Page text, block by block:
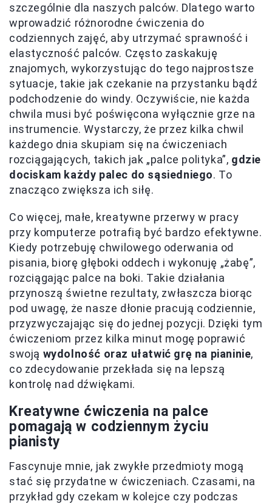
szczególnie dla naszych palców. Dlatego warto
wprowadzić różnorodne ćwiczenia do
codziennych zajęć, aby utrzymać sprawność i
elastyczność palców. Często zaskakuję
znajomych, wykorzystując do tego najprostsze
sytuacje, takie jak czekanie na przystanku bądź
podchodzenie do windy. Oczywiście, nie każda
chwila musi być poświęcona wyłącznie grze na
instrumencie. Wystarczy, że przez kilka chwil
każdego dnia skupiam się na ćwiczeniach
rozciągających, takich jak „palce polityka”, gdzie
dociskam każdy palec do sąsiedniego. To
znacząco zwiększa ich siłę.
Co więcej, małe, kreatywne przerwy w pracy
przy komputerze potrafią być bardzo efektywne.
Kiedy potrzebuję chwilowego oderwania od
pisania, biorę głęboki oddech i wykonuję „żabę”,
rozciągając palce na boki. Takie działania
przynoszą świetne rezultaty, zwłaszcza biorąc
pod uwagę, że nasze dłonie pracują codziennie,
przyzwyczajając się do jednej pozycji. Dzięki tym
ćwiczeniom przez kilka minut mogę poprawić
swoją wydolność oraz ułatwić grę na pianinie,
co zdecydowanie przekłada się na lepszą
kontrolę nad dźwiękami.
Kreatywne ćwiczenia na palce
pomagają w codziennym życiu
pianisty
Fascynuje mnie, jak zwykłe przedmioty mogą
stać się przydatne w ćwiczeniach. Czasami, na
przykład gdy czekam w kolejce czy podczas